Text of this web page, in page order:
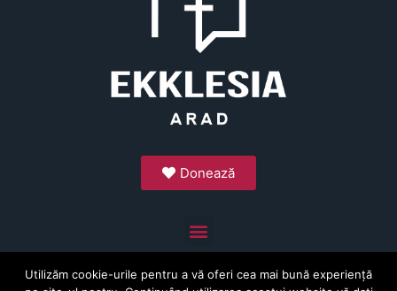
Donează
Utilizăm cookie-urile pentru a vă oferi cea mai bună experiență